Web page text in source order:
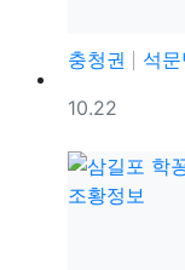
충청권
석문
등록일
10.22